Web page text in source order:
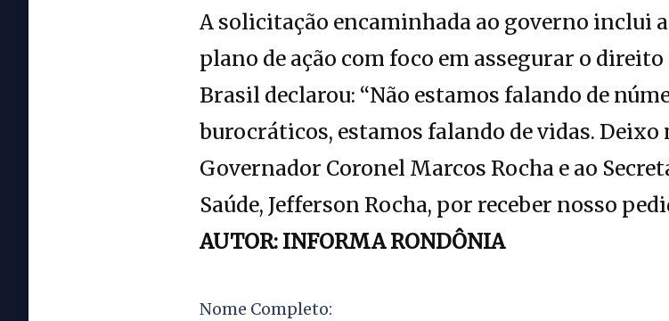
A solicitação encaminhada ao governo inclui
plano de ação com foco em assegurar o
Brasil declarou: “Não estamos falando de
burocráticos, estamos falando de vidas. Deixo
Governador Coronel Marcos Rocha e ao
Saúde, Jefferson Rocha, por receber nosso
AUTOR: INFORMA RONDÔNIA
Nome Completo: